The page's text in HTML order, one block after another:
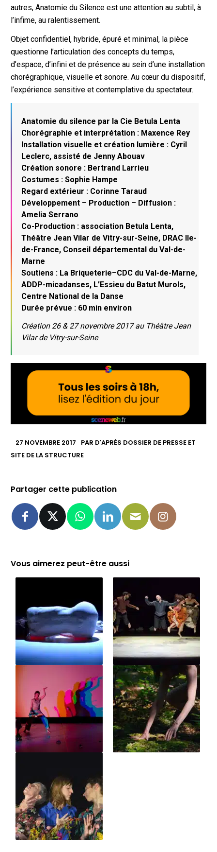
autres, Anatomie du Silence est une attention au subtil, à
l’infime, au ralentissement.
Objet confidentiel, hybride, épuré et minimal, la pièce
questionne l’articulation des concepts du temps,
d’espace, d’infini et de présence au sein d’une installation
chorégraphique, visuelle et sonore. Au cœur du dispositif,
l’expérience sensitive et contemplative du spectateur.
Anatomie du silence par la Cie Betula Lenta
Chorégraphie et interprétation : Maxence Rey
Installation visuelle et création lumière : Cyril
Leclerc, assisté de Jenny Abouav
Création sonore : Bertrand Larrieu
Costumes : Sophie Hampe
Regard extérieur : Corinne Taraud
Développement – Production – Diffusion :
Amelia Serrano
Co-Production : association Betula Lenta,
Théâtre Jean Vilar de Vitry-sur-Seine, DRAC Ile-
de-France, Conseil départemental du Val-de-
Marne
Soutiens : La Briqueterie–CDC du Val-de-Marne,
ADDP-micadanses, L’Essieu du Batut Murols,
Centre National de la Danse
Durée prévue : 60 min environ
Création 26 & 27 novembre 2017 au Théâtre Jean
Vilar de Vitry-sur-Seine
27 NOVEMBRE 2017 PAR D'APRÈS DOSSIER DE PRESSE ET
SITE DE LA STRUCTURE
Partager cette publication
Vous aimerez peut-être aussi